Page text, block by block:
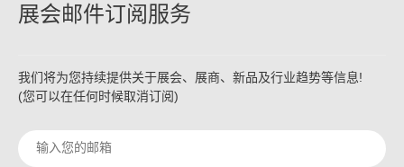
展会邮件订阅服务
我们将为您持续提供关于展会、展商、新品及行业趋势等信息!
(您可以在任何时候取消订阅)